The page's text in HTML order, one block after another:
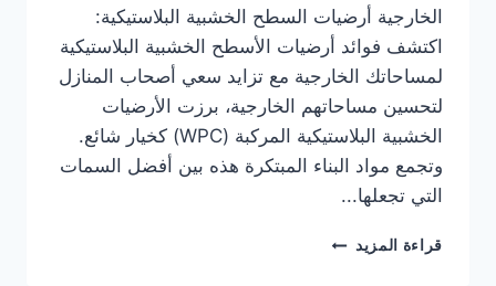
الخارجية أرضيات السطح الخشبية البلاستيكية:
اكتشف فوائد أرضيات الأسطح الخشبية البلاستيكية
لمساحاتك الخارجية مع تزايد سعي أصحاب المنازل
لتحسين مساحاتهم الخارجية، برزت الأرضيات
الخشبية البلاستيكية المركبة (WPC) كخيار شائع.
وتجمع مواد البناء المبتكرة هذه بين أفضل السمات
التي تجعلها...
قراءة المزيد أرضيات